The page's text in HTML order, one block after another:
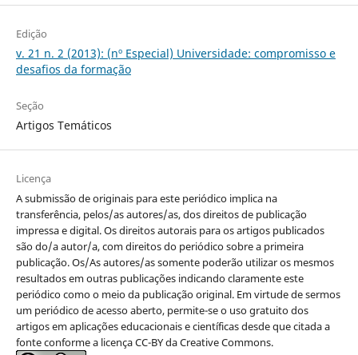
Edição
v. 21 n. 2 (2013): (nº Especial) Universidade: compromisso e
desafios da formação
Seção
Artigos Temáticos
Licença
A submissão de originais para este periódico implica na
transferência, pelos/as autores/as, dos direitos de publicação
impressa e digital. Os direitos autorais para os artigos publicados
são do/a autor/a, com direitos do periódico sobre a primeira
publicação. Os/As autores/as somente poderão utilizar os mesmos
resultados em outras publicações indicando claramente este
periódico como o meio da publicação original. Em virtude de sermos
um periódico de acesso aberto, permite-se o uso gratuito dos
artigos em aplicações educacionais e científicas desde que citada a
fonte conforme a licença CC-BY da Creative Commons.